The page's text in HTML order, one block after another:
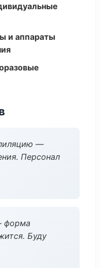
и аппараты
—
Персонал
форма
Буду